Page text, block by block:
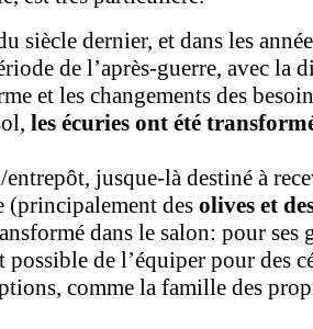
siècle dernier, et dans les
de l’après-guerre, avec la
et les changements des
les écuries ont été
jusque-là destiné à
(principalement des olives et
dans le salon: pour ses
de l’équiper pour des
comme la famille des